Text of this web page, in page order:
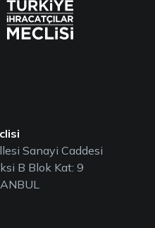
Sanayi Caddesi
B Blok Kat: 9